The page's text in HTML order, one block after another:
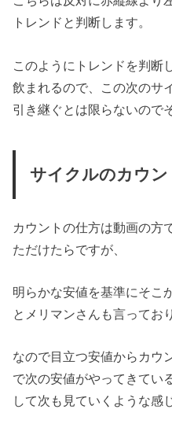
トレンドと判断します。
このようにトレンドを判断
飲まれるので、この次のサ
引き継ぐとは限らないので
サイクルのカウン
カウントの仕方は動画の方
ただけたらですが、
明らかな安値を基準にそこ
とメリマンさんも言ってお
なので目立つ安値からカウ
で次の安値がやってきてい
して次も見ていくような感